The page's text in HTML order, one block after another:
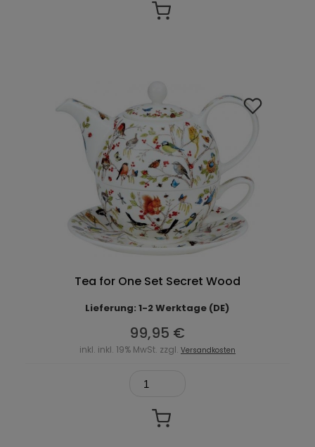
Tea for One Set Secret Wood
Lieferung: 1-2 Werktage (DE)
99,95 €
inkl. inkl. 19% MwSt. zzgl. Versandkosten